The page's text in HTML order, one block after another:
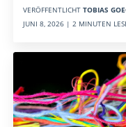
VERÖFFENTLICHT TOBIAS
JUNI 8, 2026 | 2 MINUTEN